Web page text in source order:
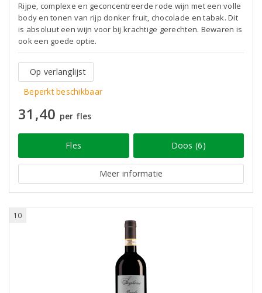
Rijpe, complexe en geconcentreerde rode wijn met een volle
body en tonen van rijp donker fruit, chocolade en tabak. Dit
is absoluut een wijn voor bij krachtige gerechten. Bewaren is
ook een goede optie.
Op verlanglijst
Beperkt beschikbaar
31,40 per fles
Fles Doos (6)
Meer informatie
10